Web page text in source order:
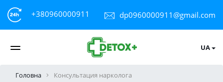
+380960000911 dp0960000911@gmail.com
UA
Головна Консультация нарколога